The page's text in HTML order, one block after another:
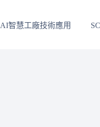
AI智慧工廠技術應用